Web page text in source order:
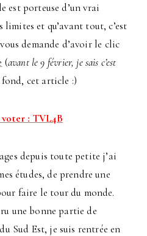
est porteuse d’un vrai
limites et qu’avant tout, c’est
demande d’avoir le clic
(avant le 9 février, je sais c’est
cet article :)
: TVL4B
depuis toute petite j’ai
études, de prendre une
faire le tour du monde.
une bonne partie de
Sud Est, je suis rentrée en